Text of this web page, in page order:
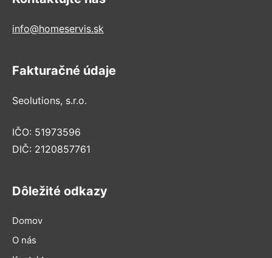
info@homeservis.sk
Fakturačné údaje
Seolutions, s.r.o.
IČO: 51973596
DIČ: 2120857761
Dôležité odkazy
Domov
O nás